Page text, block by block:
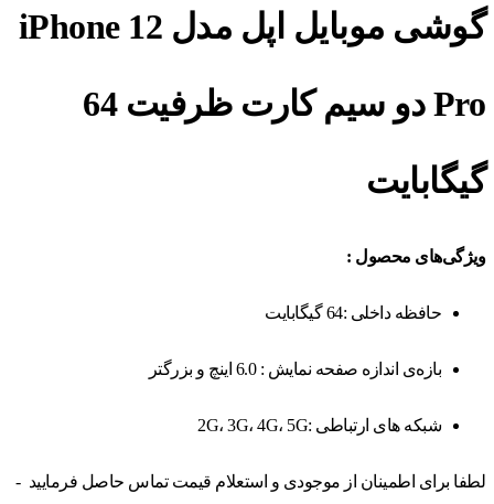
گوشی موبایل اپل مدل iPhone 12
Pro دو سیم‌ کارت ظرفیت 64
گیگابایت
ویژگی‌های محصول :
حافظه داخلی :64 گیگابایت
بازه‌ی اندازه صفحه نمایش : 6.0 اینچ و بزرگتر
شبکه های ارتباطی :2G، 3G، 4G، 5G
لطفا برای اطمینان از موجودی و استعلام قیمت تماس حاصل فرمایید -